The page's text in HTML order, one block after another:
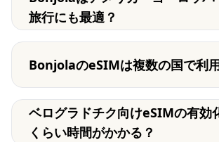
旅行にも最適？
BonjolaのeSIMは複数の国で利
ベログラドチク向けeSIMの有効
くらい時間がかかる？